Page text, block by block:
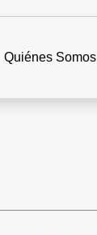
Quiénes Somos